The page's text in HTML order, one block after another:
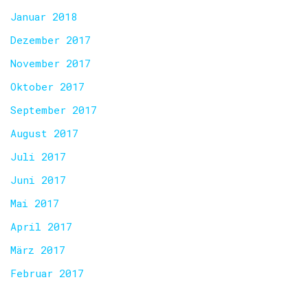
Januar 2018
Dezember 2017
November 2017
Oktober 2017
September 2017
August 2017
Juli 2017
Juni 2017
Mai 2017
April 2017
März 2017
Februar 2017